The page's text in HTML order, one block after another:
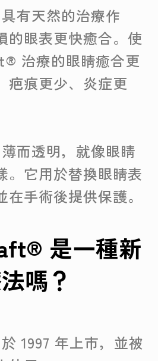
有天然的治療作
的眼表更快癒合。使
治療的眼睛癒合更
疤痕更少、炎症更
而透明，就像眼睛
。它用於替換眼睛表
手術後提供保護。
是一種新
嗎？
1997 年上市，並被